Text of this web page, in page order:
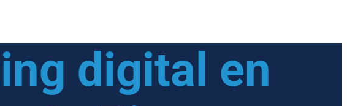
digital en